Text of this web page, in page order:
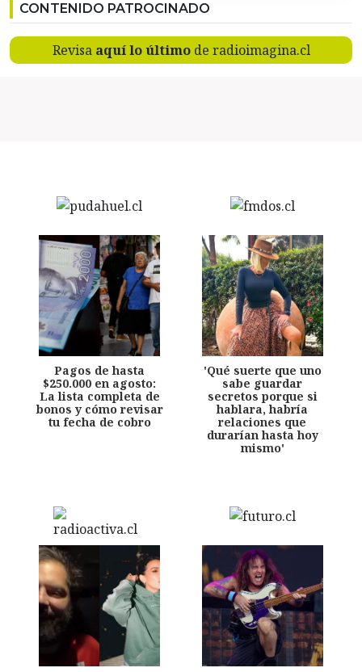
CONTENIDO PATROCINADO
Revisa aquí lo últimode radioimagina.cl
Pagos de hasta
$250.000 en agosto:
La lista completa de
bonos y cómo revisar
tu fecha de cobro
'Qué suerte que uno
sabe guardar
secretos porque si
hablara, habría
relaciones que
durarían hasta hoy
mismo'